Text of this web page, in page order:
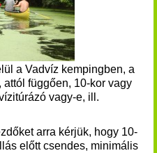
a Vadvíz kempingben, a
függően, 10-kor vagy
vagy-e, ill.
arra kérjük, hogy 10-
előtt csendes, minimális